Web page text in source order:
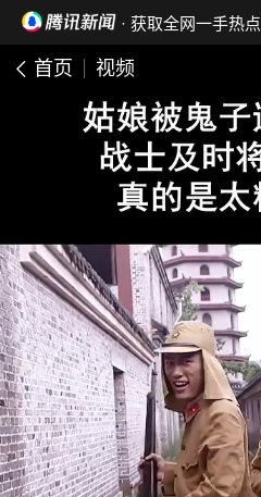
· 获取全网一手热点
首页 视频